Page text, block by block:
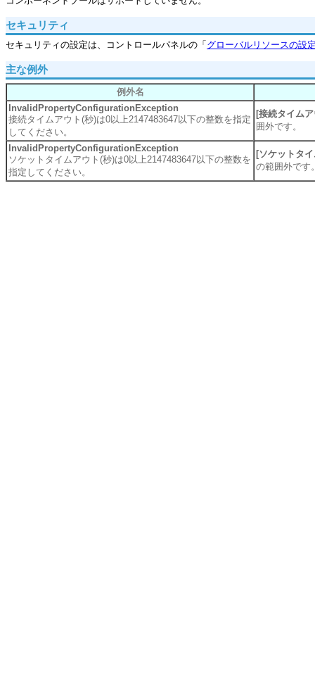
セキュリティ
セキュリティの設定は、コントロールパネルの「 グローバルリソースの設
主な例外
例外名
InvalidPropertyConfigurationException
接続タイムアウト(秒)は0以上2147483647以下の整数を指定
してください。
[接続タイム
囲外です。
InvalidPropertyConfigurationException
ソケットタイムアウト(秒)は0以上2147483647以下の整数を
指定してください。
[ソケットタ
の範囲外です